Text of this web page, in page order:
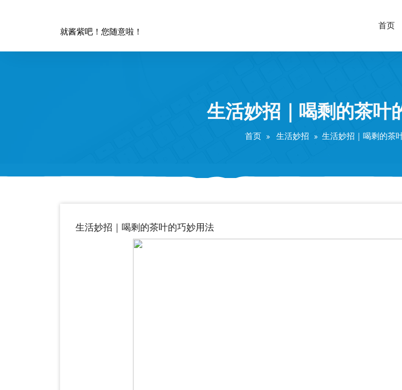
就酱紫吧！您随意啦！
首页
生活妙招｜喝剩的茶叶
首页 生活妙招 生活妙招｜喝剩的茶
生活妙招｜喝剩的茶叶的巧妙用法